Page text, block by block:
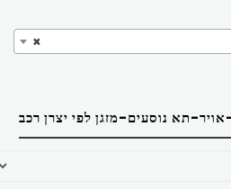
×
תא נוסעים-מזגן לפי יצרן רכב